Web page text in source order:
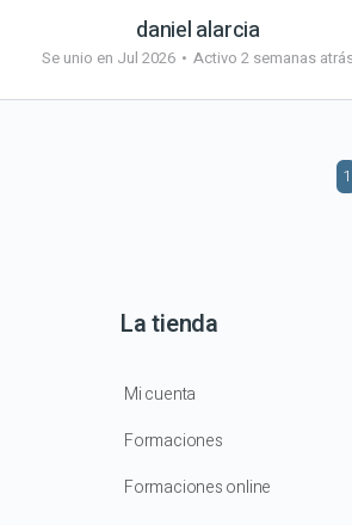
daniel alarcia
Se unio en Jul 2026 • Activo 2 semanas
1
La tienda
Mi cuenta
Formaciones
Formaciones online